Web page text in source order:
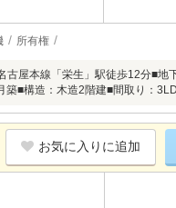
所有権
屋本線「栄生」駅徒歩12分■地
■構造：木造2階建■間取り：
お気に入りに追加